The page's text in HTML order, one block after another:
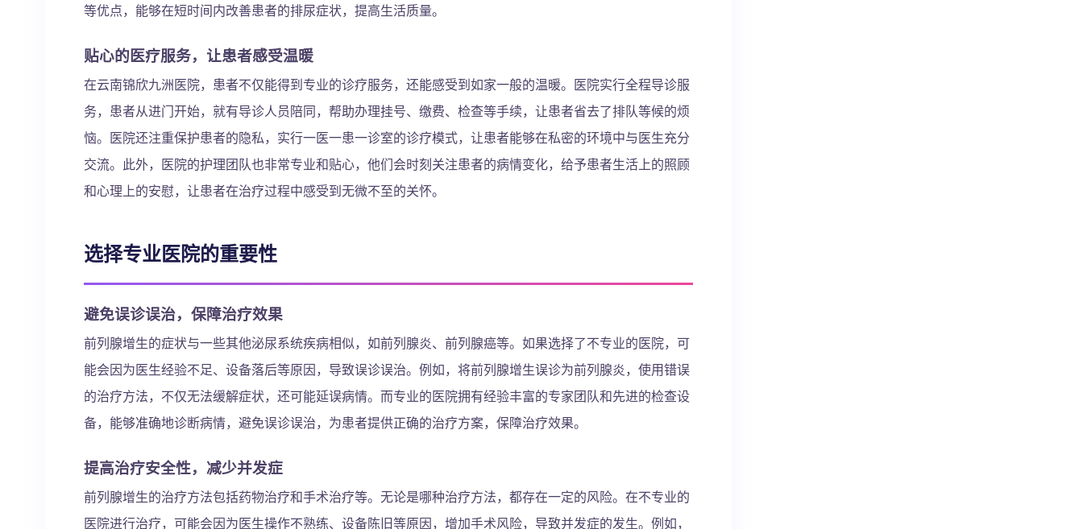
等优点，能够在短时间内改善患者的排尿症状，提高生活质量。
贴心的医疗服务，让患者感受温暖
在云南锦欣九洲医院，患者不仅能得到专业的诊疗服务，还能感受到如家一般的温暖。医院实行全程导诊服
务，患者从进门开始，就有导诊人员陪同，帮助办理挂号、缴费、检查等手续，让患者省去了排队等候的烦
恼。医院还注重保护患者的隐私，实行一医一患一诊室的诊疗模式，让患者能够在私密的环境中与医生充分
交流。此外，医院的护理团队也非常专业和贴心，他们会时刻关注患者的病情变化，给予患者生活上的照顾
和心理上的安慰，让患者在治疗过程中感受到无微不至的关怀。
选择专业医院的重要性
避免误诊误治，保障治疗效果
前列腺增生的症状与一些其他泌尿系统疾病相似，如前列腺炎、前列腺癌等。如果选择了不专业的医院，可
能会因为医生经验不足、设备落后等原因，导致误诊误治。例如，将前列腺增生误诊为前列腺炎，使用错误
的治疗方法，不仅无法缓解症状，还可能延误病情。而专业的医院拥有经验丰富的专家团队和先进的检查设
备，能够准确地诊断病情，避免误诊误治，为患者提供正确的治疗方案，保障治疗效果。
提高治疗安全性，减少并发症
前列腺增生的治疗方法包括药物治疗和手术治疗等。无论是哪种治疗方法，都存在一定的风险。在不专业的
医院进行治疗，可能会因为医生操作不熟练、设备陈旧等原因，增加手术风险，导致并发症的发生。例如，